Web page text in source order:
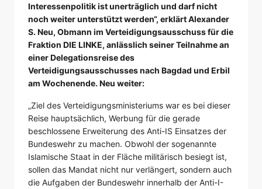
Interessenpolitik ist unerträglich und darf nicht
noch weiter unterstützt werden“, erklärt Alexander
S. Neu, Obmann im Verteidigungsausschuss für die
Fraktion DIE LINKE, anlässlich seiner Teilnahme an
einer Delegationsreise des
Verteidigungsausschusses nach Bagdad und Erbil
am Wochenende. Neu weiter:
„Ziel des Verteidigungsministeriums war es bei dieser
Reise hauptsächlich, Werbung für die gerade
beschlossene Erweiterung des Anti-IS Einsatzes der
Bundeswehr zu machen. Obwohl der sogenannte
Islamische Staat in der Fläche militärisch besiegt ist,
sollen das Mandat nicht nur verlängert, sondern auch
die Aufgaben der Bundeswehr innerhalb der Anti-I-